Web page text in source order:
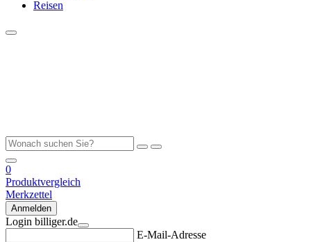
Reisen
0
Produktvergleich
Merkzettel
Anmelden
Login billiger.de
E-Mail-Adresse